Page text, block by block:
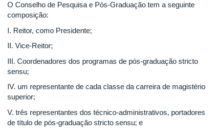
O Conselho de Pesquisa e Pós-Graduação tem a seguinte
composição:
I. Reitor, como Presidente;
II. Vice-Reitor;
III. Coordenadores dos programas de pós-graduação stricto
sensu;
IV. um representante de cada classe da carreira de magistério
superior;
V. três representantes dos técnico-administrativos, portadores
de título de pós-graduação stricto sensu; e